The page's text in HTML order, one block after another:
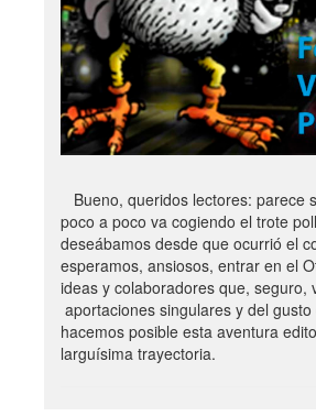
Bueno, queridos lectores: parece
poco a poco va cogiendo el trote
deseábamos desde que ocurrió el
esperamos, ansiosos, entrar en el
ideas y colaboradores que, seguro,
aportaciones singulares y del
hacemos posible esta aventura
larguísima trayectoria.